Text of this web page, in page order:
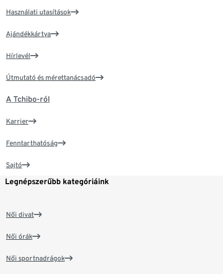
Használati utasítások
Ajándékkártya
Hírlevél
Útmutató és mérettanácsadó
A Tchibo-ról
Karrier
Fenntarthatóság
Sajtó
Legnépszerűbb kategóriáink
Női divat
Női órák
Női sportnadrágok